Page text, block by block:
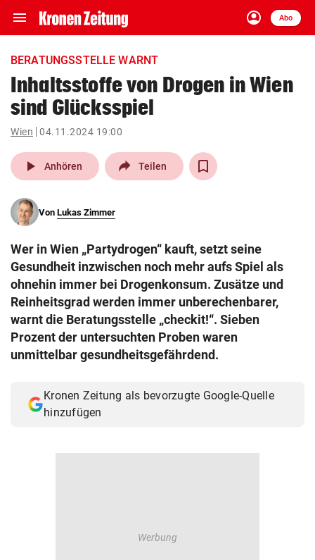
menu Navigation
ein-/ausklappen
account_circle
Anmelden
Abo
close Schließen
account_circle Anmelden
pin_drop
Wien arrow_right
search
eingeben
© Krone Multimedia GmbH & Co KG 2026
Muthgasse 2, 1190 Wien
BERATUNGSSTELLE WARNT
Inhaltsstoffe von Drogen in Wien
sind Glücksspiel
Wien 04.11.2024 19:00
play_arrow Anhören Teilen
Von Lukas Zimmer
Wer in Wien „Partydrogen“ kauft, setzt seine
Gesundheit inzwischen noch mehr aufs Spiel als
ohnehin immer bei Drogenkonsum. Zusätze und
Reinheitsgrad werden immer unberechenbarer,
warnt die Beratungsstelle „checkit!“. Sieben
Prozent der untersuchten Proben waren
unmittelbar gesundheitsgefährdend.
Kronen Zeitung als bevorzugte Google-Quelle
hinzufügen